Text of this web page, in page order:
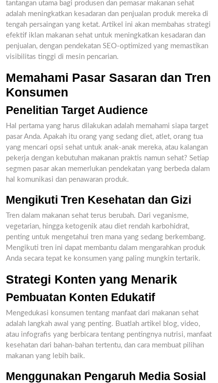
tantangan utama bagi produsen dan pemasar makanan sehat
adalah meningkatkan kesadaran dan penjualan produk mereka di
tengah persaingan yang ketat. Artikel ini akan membahas strategi
efektif iklan makanan sehat untuk meningkatkan kesadaran dan
penjualan, dengan pendekatan SEO-optimized yang memastikan
visibilitas tinggi di mesin pencarian.
Memahami Pasar Sasaran dan Tren
Konsumen
Penelitian Target Audience
Hal pertama yang harus dilakukan adalah memahami siapa target
pasar Anda. Apakah itu orang yang sedang diet, atlet, orang tua
yang mencari opsi sehat untuk anak-anak mereka, atau kalangan
pekerja dengan kebutuhan makanan praktis namun sehat? Setiap
segmen pasar akan memerlukan pendekatan yang berbeda dalam
hal komunikasi dan penawaran produk.
Mengikuti Tren Kesehatan dan Gizi
Tren dalam makanan sehat terus berubah. Dari veganisme,
vegetarian, hingga ketogenik atau diet rendah karbohidrat,
penting untuk mengetahui tren mana yang sedang berkembang.
Mengikuti tren ini dapat membantu dalam mengarahkan produk
Anda secara tepat ke konsumen yang paling mungkin tertarik.
Strategi Konten yang Menarik
Pembuatan Konten Edukatif
Mengedukasi konsumen tentang manfaat dari makanan sehat
adalah langkah awal yang penting. Buatlah artikel blog, video,
atau infografis yang berbicara tentang pentingnya nutrisi, manfaat
kesehatan dari bahan-bahan tertentu, dan cara membuat pilihan
makanan yang lebih baik.
Menggunakan Pengaruh Media Sosial